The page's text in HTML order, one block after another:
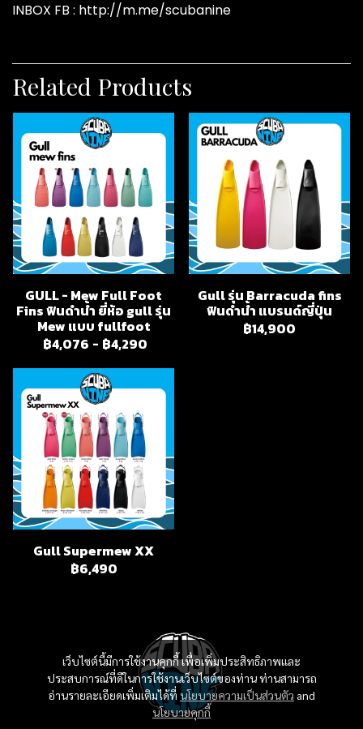
INBOX FB : http://m.me/scubanine
Related Products
GULL - Mew Full Foot
Fins ฟินดำน้ำ ยี่ห้อ gull รุ่น
Mew แบบ fullfoot
฿4,076 - ฿4,290
Gull รุ่น Barracuda fins
ฟินดำน้ำ แบรนด์ญี่ปุ่น
฿14,900
Gull Supermew XX
฿6,490
เว็บไซต์นี้มีการใช้งานคุกกี้ เพื่อเพิ่มประสิทธิภาพและ
ประสบการณ์ที่ดีในการใช้งานเว็บไซต์ของท่าน ท่านสามารถ
อ่านรายละเอียดเพิ่มเติมได้ที่ นโยบายความเป็นส่วนตัว and
นโยบายคุกกี้